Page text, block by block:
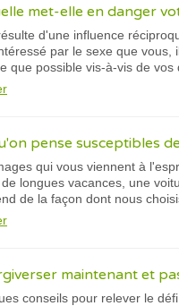
met-elle en danger
d'une influence
par le sexe que
que possible vis-à-vis de vos
pense susceptibles
qui vous viennent à
longues vacances, une
de la façon dont nous
maintenant et
conseils pour relever le